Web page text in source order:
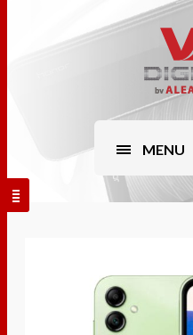
MENU